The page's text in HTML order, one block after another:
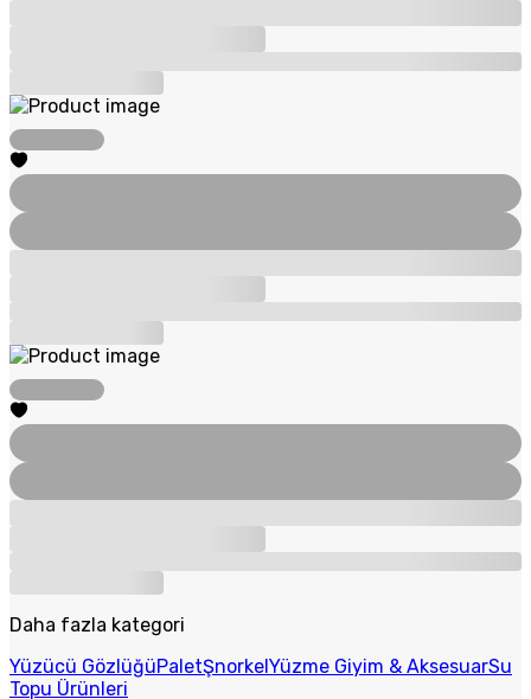
Daha fazla kategori
Yüzücü GözlüğüPaletŞnorkelYüzme Giyim & AksesuarSu
Topu Ürünleri